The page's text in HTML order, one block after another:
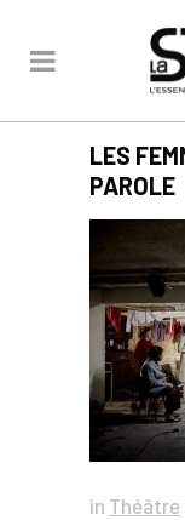
LES
PAROLE
in Théâtre